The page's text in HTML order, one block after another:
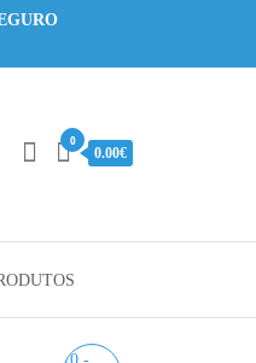
0
0.00€